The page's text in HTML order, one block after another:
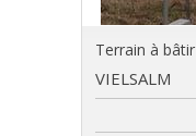
Terrain à bâtir
VIELSALM